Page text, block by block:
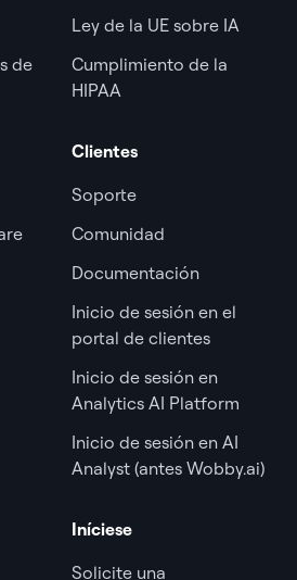
de
Ley de la UE sobre IA
Cumplimiento de la
HIPAA
Clientes
Soporte
Comunidad
Documentación
Inicio de sesión en el
portal de clientes
Inicio de sesión en
Analytics AI Platform
Inicio de sesión en AI
Analyst (antes Wobby.ai)
Iníciese
Solicite una